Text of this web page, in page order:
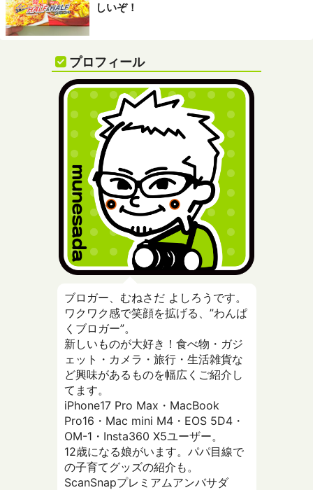
しいぞ！
プロフィール
ブロガー、むねさだ よしろうです。
ワクワク感で笑顔を拡げる、”わんぱ
くブロガー”。
新しいものが大好き！食べ物・ガジ
ェット・カメラ・旅行・生活雑貨な
ど興味があるものを幅広くご紹介し
てます。
iPhone17 Pro Max・MacBook
Pro16・Mac mini M4・EOS 5D4・
OM-1・Insta360 X5ユーザー。
12歳になる娘がいます。パパ目線で
の子育てグッズの紹介も。
ScanSnapプレミアムアンバサダ